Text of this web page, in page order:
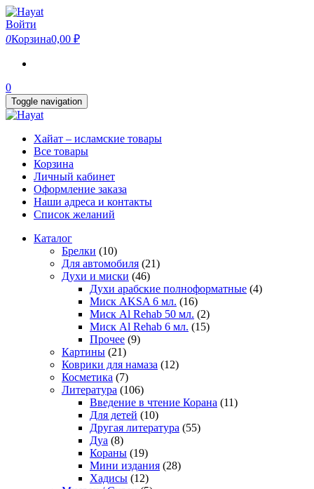
Skip
to
the
content
Войти
0Корзина0,00 ₽
0
Toggle navigation
Хайат – исламские товары
Все товары
Корзина
Личный кабинет
Оформление заказа
Наши адреса и контакты
Список желаний
Каталог
Брелки (10)
Для автомобиля (21)
Духи и миски (46)
Духи арабские полноформатные (4)
Миск AKSA 6 мл. (16)
Миск Al Rehab 50 мл. (2)
Миск Al Rehab 6 мл. (15)
Прочее (9)
Картины (21)
Коврики для намаза (12)
Косметика (7)
Литература (106)
Введение в чтение Корана (11)
Для детей (10)
Другая литература (55)
Дуа (8)
Кораны (19)
Мини издания (28)
Хадисы (12)